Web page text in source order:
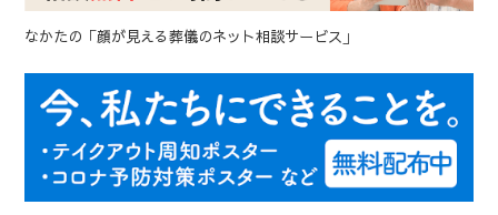
なかたの「顔が見える葬儀のネット相談サービス」